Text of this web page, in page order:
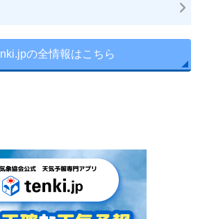
の全情報はこちら